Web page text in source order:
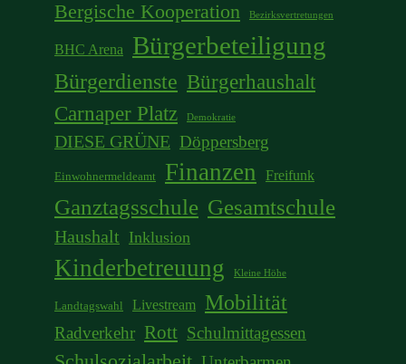
Bergische Kooperation Bezirksvertretungen
BHC Arena Bürgerbeteiligung
Bürgerdienste Bürgerhaushalt
Carnaper Platz
Demokratie
DIESE GRÜNE Döppersberg
Einwohnermeldeamt Finanzen Freifunk
Ganztagsschule Gesamtschule
Haushalt Inklusion
Kinderbetreuung Kleine Höhe
Landtagswahl Livestream Mobilität
Radverkehr Rott Schulmittagessen